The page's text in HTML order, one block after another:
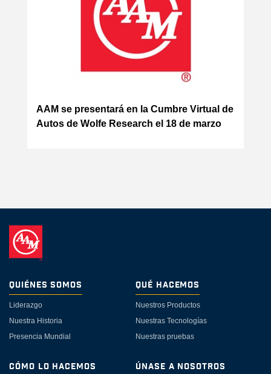
AAM se presentará en la Cumbre Virtual de
Autos de Wolfe Research el 18 de marzo
Quiénes Somos
Liderazgo
Nuestra Historia
Presencia Mundial
Qué Hacemos
Nuestros Productos
Nuestras Tecnologías
Nuestras pruebas
Cómo lo Hacemos Únase a Nosotros